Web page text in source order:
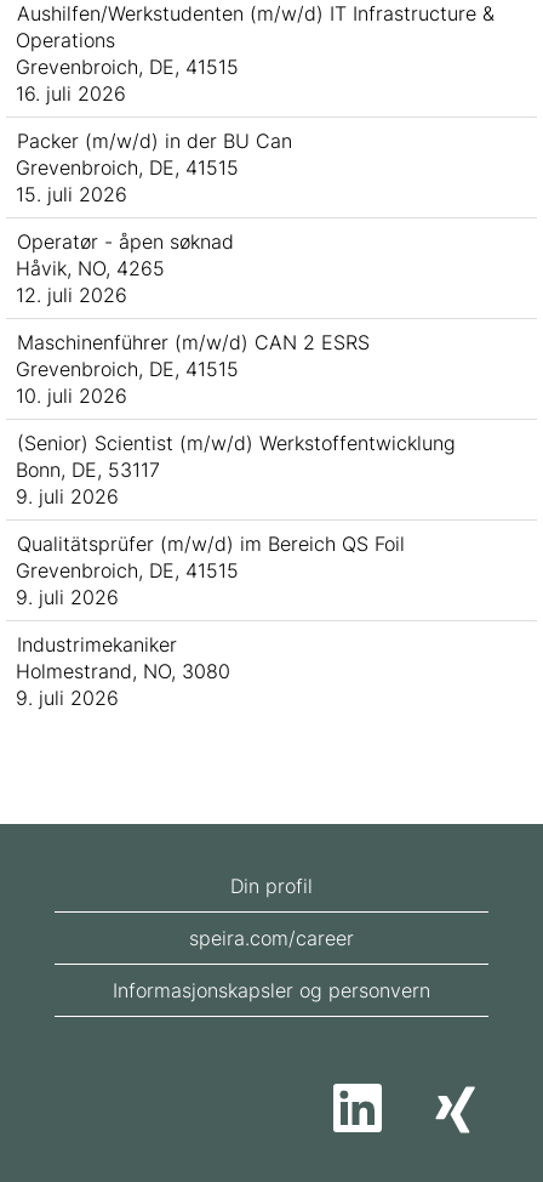
Aushilfen/Werkstudenten (m/w/d) IT Infrastructure &
Operations
Grevenbroich, DE, 41515
16. juli 2026
Packer (m/w/d) in der BU Can
Grevenbroich, DE, 41515
15. juli 2026
Operatør - åpen søknad
Håvik, NO, 4265
12. juli 2026
Maschinenführer (m/w/d) CAN 2 ESRS
Grevenbroich, DE, 41515
10. juli 2026
(Senior) Scientist (m/w/d) Werkstoffentwicklung
Bonn, DE, 53117
9. juli 2026
Qualitätsprüfer (m/w/d) im Bereich QS Foil
Grevenbroich, DE, 41515
9. juli 2026
Industrimekaniker
Holmestrand, NO, 3080
9. juli 2026
Din profil
speira.com/career
Informasjonskapsler og personvern
Å
n